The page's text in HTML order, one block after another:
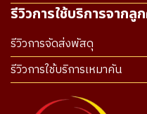
รีวิวการใช้บริการจากลู
รีวิวการจัดส่งพัสดุ
รีวิวการใช้บริการเหมาคัน